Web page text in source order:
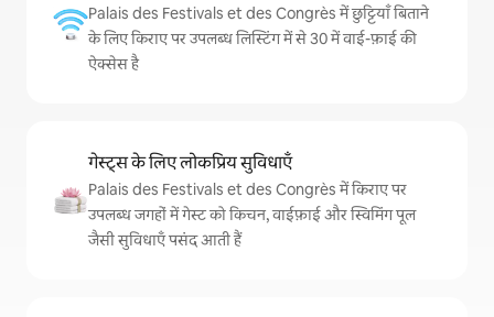
Palais des Festivals et des Congrès में छुट्टियाँ बिताने
के लिए किराए पर उपलब्ध लिस्टिंग में से 30 में वाई-फ़ाई की
ऐक्सेस है
गेस्ट्स के लिए लोकप्रिय सुविधाएँ
Palais des Festivals et des Congrès में किराए पर
उपलब्ध जगहों में गेस्ट को किचन, वाईफ़ाई और स्विमिंग पूल
जैसी सुविधाएँ पसंद आती हैं